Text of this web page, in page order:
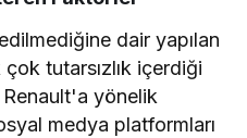
dair yapılan
tutarsızlık içerdiği
yönelik
medya platformları